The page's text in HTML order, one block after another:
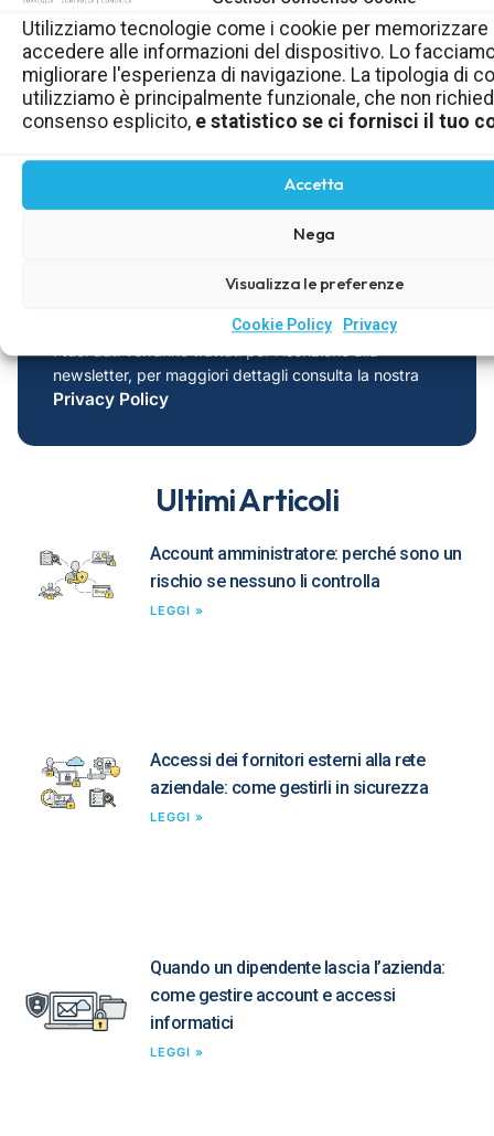
Utilizziamo tecnologie come i cookie per
accedere alle informazioni del dispositivo. Lo
migliorare l'esperienza di navigazione. La tipologia di
utilizziamo è principalmente funzionale, che non
consenso esplicito, e statistico se ci fornisci il tuo
Accetta
Nega
Visualizza le preferenze
Cookie Policy Privacy
Newsletter
Contenuti pratici, chiari e pensati per
imprenditori, titolari, amministratori,
Invia iscrizione
newsletter, per maggiori dettagli consulta la nostra
Privacy Policy
Ultimi Articoli
Account amministratore: perché sono un
rischio se nessuno li controlla
LEGGI »
Accessi dei fornitori esterni alla rete
aziendale: come gestirli in sicurezza
LEGGI »
Quando un dipendente lascia l’azienda:
come gestire account e accessi
informatici
LEGGI »